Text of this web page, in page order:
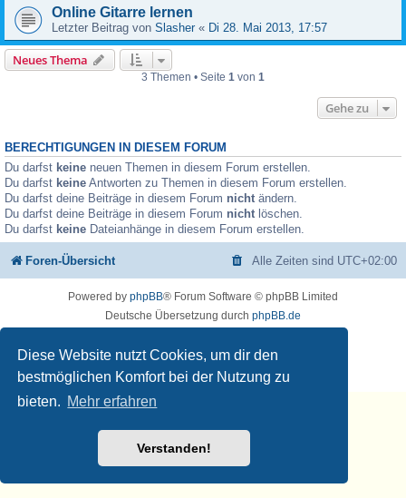
Diese Website nutzt Cookies, um dir den
bestmöglichen Komfort bei der Nutzung zu
bieten. Mehr erfahren
Verstanden!
Online Gitarre lernen
Letzter Beitrag von Slasher « Di 28. Mai 2013, 17:57
Neues Thema
3 Themen • Seite 1 von 1
Gehe zu
BERECHTIGUNGEN IN DIESEM FORUM
Du darfst keine neuen Themen in diesem Forum erstellen.
Du darfst keine Antworten zu Themen in diesem Forum erstellen.
Du darfst deine Beiträge in diesem Forum nicht ändern.
Du darfst deine Beiträge in diesem Forum nicht löschen.
Du darfst keine Dateianhänge in diesem Forum erstellen.
Foren-Übersicht Alle Zeiten sind UTC+02:00
Powered by phpBB® Forum Software © phpBB Limited
Deutsche Übersetzung durch phpBB.de
🧡 🎵 💚
Musikerziehung.ME